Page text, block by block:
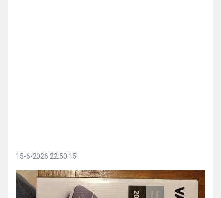
15-6-2026 22:50:15